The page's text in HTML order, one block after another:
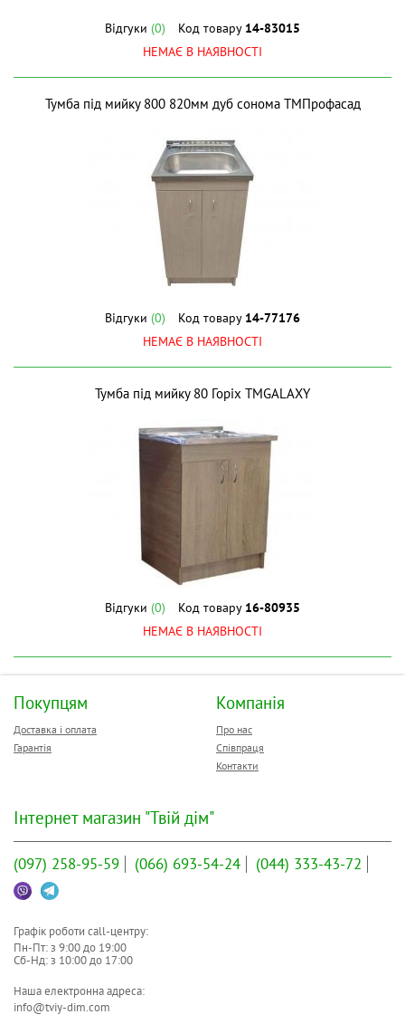
Відгуки (0) Код товару 14-83015
НЕМАЄ В НАЯВНОСТІ
Тумба під мийку 800 820мм дуб сонома ТМПрофасад
Відгуки (0) Код товару 14-77176
НЕМАЄ В НАЯВНОСТІ
Тумба під мийку 80 Горіх ТМGALAXY
Відгуки (0) Код товару 16-80935
НЕМАЄ В НАЯВНОСТІ
Покупцям
Доставка і оплата
Гарантія
Компанія
Про нас
Співпраця
Контакти
Інтернет магазин "Твій дім"
(097) 258-95-59 (066) 693-54-24 (044) 333-43-72
Графік роботи call-центру:
Пн-Пт: з 9:00до 19:00
Сб-Нд: з 10:00до 17:00
Наша електронна адреса:
info@tviy-dim.com